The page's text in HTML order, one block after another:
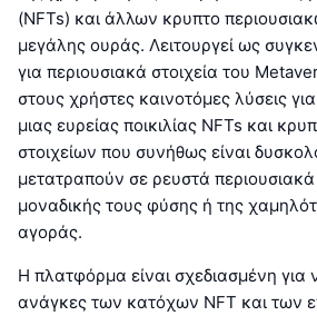
(NFTs) και άλλων κρυπτο
μεγάλης ουράς. Λειτουργεί ως
για περιουσιακά στοιχεία του
στους χρήστες καινοτόμες λύσεις
μιας ευρείας ποικιλίας NFTs και
στοιχείων που συνήθως είναι
μετατραπούν σε ρευστά
μοναδικής τους φύσης ή της
αγοράς.
Η πλατφόρμα είναι σχεδιασμένη για
ανάγκες των κατόχων NFT και των